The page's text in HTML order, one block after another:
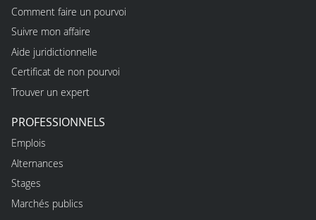
Comment faire un pourvoi
Suivre mon affaire
Aide juridictionnelle
Certificat de non pourvoi
Trouver un expert
PROFESSIONNELS
Emplois
Alternances
Stages
Marchés publics